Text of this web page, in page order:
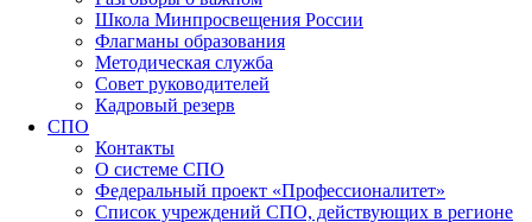
Школа Минпросвещения России
Флагманы образования
Методическая служба
Совет руководителей
Кадровый резерв
СПО
Контакты
О системе СПО
Федеральный проект «Профессионалитет»
Список учреждений СПО, действующих в регионе